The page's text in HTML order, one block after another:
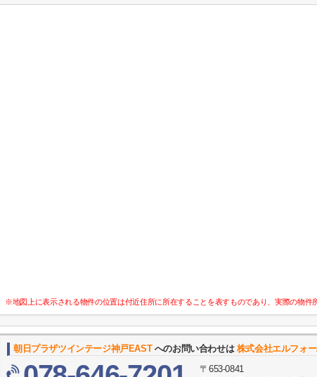
※地図上に表示される物件の位置は付近住所に所在することを表すものであり、実際の物件
朝日プラザツインテージ神戸EASTへのお問い合わせは 株式会社エルフォ
〒653-0841